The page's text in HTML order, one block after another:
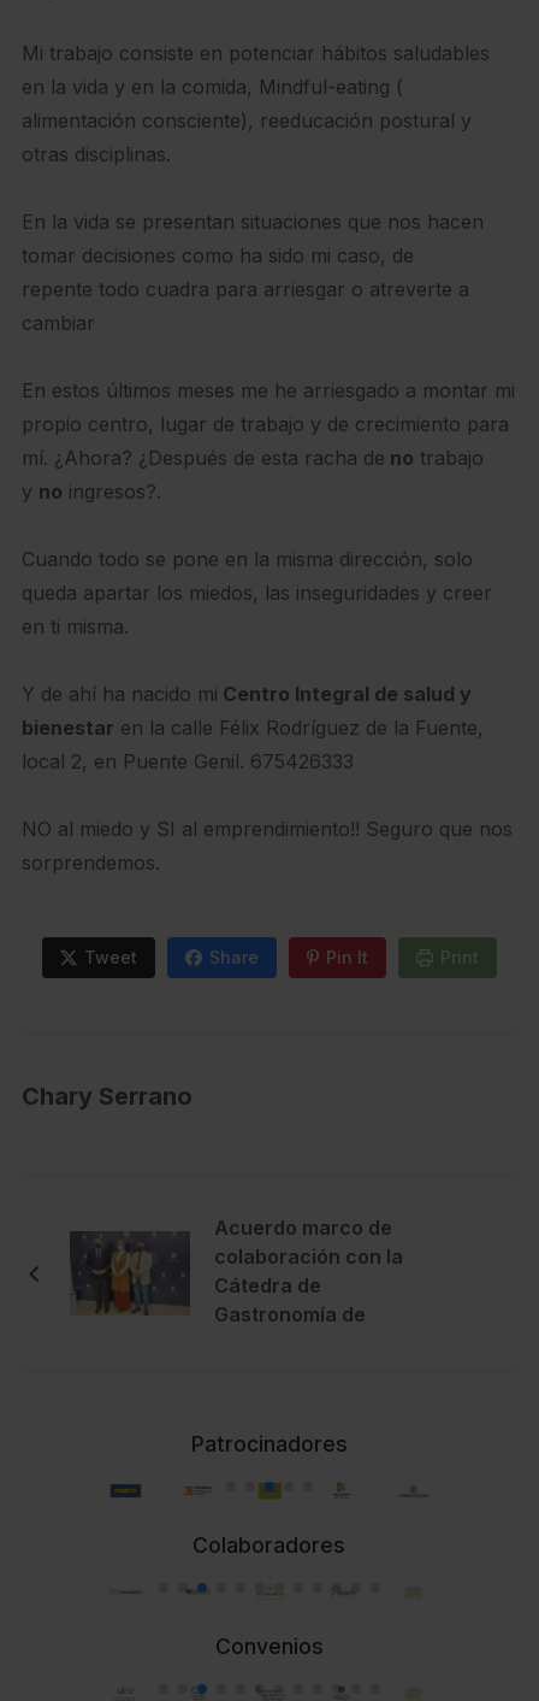
Mi trabajo consiste en potenciar hábitos saludables
en la vida y en la comida, Mindful-eating (
alimentación consciente), reeducación postural y
otras disciplinas.
En la vida se presentan situaciones que nos hacen
tomar decisiones como ha sido mi caso, de
repente todo cuadra para arriesgar o atreverte a
cambiar
En estos últimos meses me he arriesgado a montar mi
propio centro, lugar de trabajo y de crecimiento para
mí. ¿Ahora? ¿Después de esta racha de no trabajo
y no ingresos?.
Cuando todo se pone en la misma dirección, solo
queda apartar los miedos, las inseguridades y creer
en ti misma.
Y de ahí ha nacido mi Centro Integral de salud y
bienestar en la calle Félix Rodríguez de la Fuente,
local 2, en Puente Genil. 675426333
NO al miedo y SI al emprendimiento!! Seguro que nos
sorprendemos.
Tweet Share Pin It Print
Chary Serrano
Acuerdo marco de
colaboración con la
Cátedra de
Gastronomía de
Patrocinadores
Colaboradores
Convenios